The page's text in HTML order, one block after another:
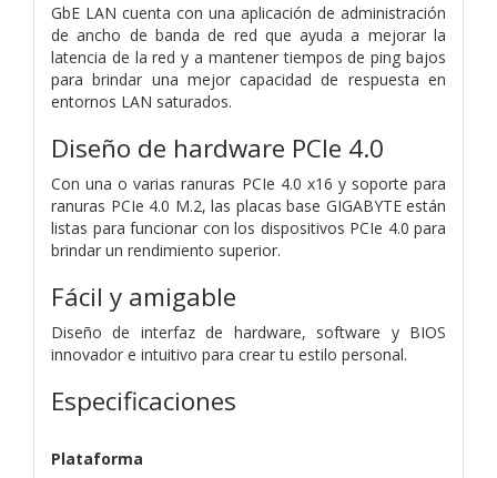
GbE LAN cuenta con una aplicación de administración
de ancho de banda de red que ayuda a mejorar la
latencia de la red y a mantener tiempos de ping bajos
para brindar una mejor capacidad de respuesta en
entornos LAN saturados.
Diseño de hardware PCIe 4.0
Con una o varias ranuras PCIe 4.0 x16 y soporte para
ranuras PCIe 4.0 M.2, las placas base GIGABYTE están
listas para funcionar con los dispositivos PCIe 4.0 para
brindar un rendimiento superior.
Fácil y amigable
Diseño de interfaz de hardware, software y BIOS
innovador e intuitivo para crear tu estilo personal.
Especificaciones
Plataforma